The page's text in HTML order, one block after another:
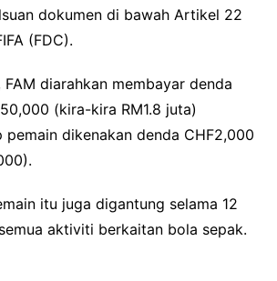
dokumen di bawah Artikel 22
(FDC).
FAM diarahkan membayar denda
(kira-kira RM1.8 juta)
pemain dikenakan denda CHF2,000
itu juga digantung selama 12
aktiviti berkaitan bola sepak.